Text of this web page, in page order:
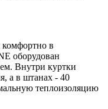
в
оборудован
Внутри куртки
а в штанах - 40
теплоизоляцию